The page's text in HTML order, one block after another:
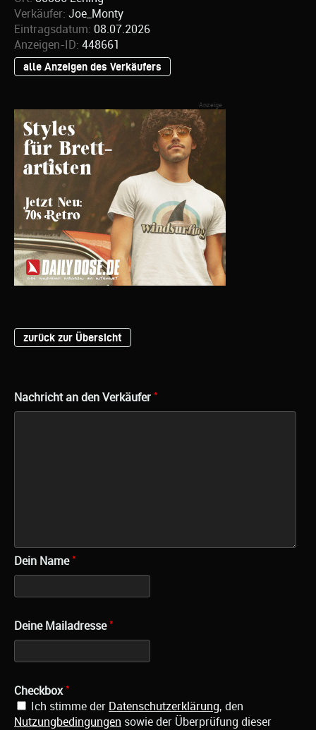
Verkäufer: Joe_Monty
Eintragsdatum: 08.07.2026
Anzeigen-ID: 448661
alle Anzeigen des Verkäufers
zurück zur Übersicht
Nachricht an den Verkäufer *
Dein Name *
Deine Mailadresse *
Checkbox *
Ich stimme der Datenschutzerklärung, den
Nutzungbedingungen sowie der Überprüfung dieser